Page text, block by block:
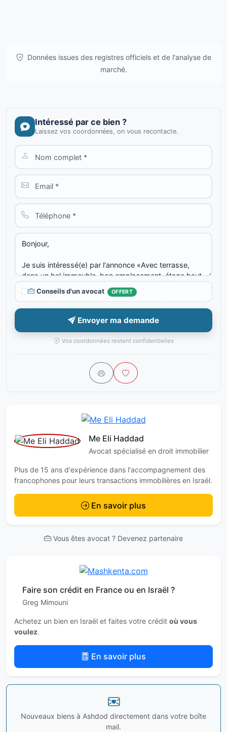
Données issues des registres officiels et de l'analyse de
marché.
Intéressé par ce bien ?
Laissez vos coordonnées, on vous recontacte.
Conseils d'un avocat OFFERT
Envoyer ma demande
Vos coordonnées restent confidentielles
Me Eli Haddad
Avocat spécialisé en droit immobilier
Plus de 15 ans d'expérience dans l'accompagnement des
francophones pour leurs transactions immobilières en Israël.
En savoir plus
Vous êtes avocat ? Devenez partenaire
Faire son crédit en France ou en Israël ?
Greg Mimouni
Achetez un bien en Israël et faites votre crédit où vous
voulez.
En savoir plus
Nouveaux biens à Ashdod directement dans votre boîte
mail.